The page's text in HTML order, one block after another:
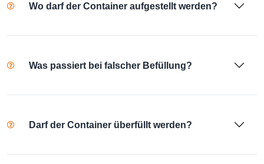
Wo darf der Container aufgestellt werden?
Was passiert bei falscher Befüllung?
Darf der Container überfüllt werden?